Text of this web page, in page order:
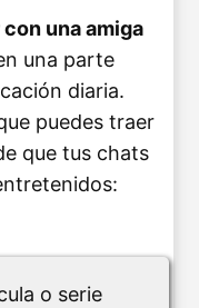
una amiga
una parte
diaria.
puedes traer
que tus chats
o serie